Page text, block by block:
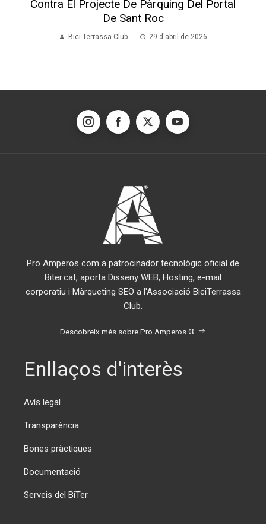
Contra El Projecte De Pàrquing Del Portal
De Sant Roc
Bici Terrassa Club 29 d'abril de 2026
Pro Amperos com a patrocinador tecnològic oficial de
Biter.cat, aporta Disseny WEB, Hosting, e-mail
corporatiu i Màrqueting SEO a l'Associació BiciTerrassa
Club.
Descobreix més sobre Pro Amperos ®
Enllaços d'interès
Avís legal
Transparència
Bones pràctiques
Documentació
Serveis del BiTer